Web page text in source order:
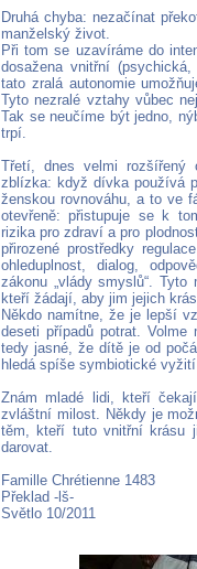
Druhá chyba: nezačínat
manželský život.
Při tom se uzavíráme do
dosažena vnitřní
tato zralá autonomie
Tyto nezralé vztahy vůbec
Tak se neučíme být jedno,
trpí.
Třetí, dnes velmi
zblízka: když dívka používá
ženskou rovnováhu, a to ve
otevřeně: přistupuje se k
rizika pro zdraví a pro
přirozené prostředky
ohleduplnost, dialog,
zákonu „vlády smyslů“.
kteří žádají, aby jim jejich
Někdo namítne, že je lepší
deseti případů potrat.
tedy jasné, že dítě je od
hledá spíše symbiotické
Znám mladé lidi, kteří
zvláštní milost. Někdy je
těm, kteří tuto vnitřní krásu
darovat.
Famille Chrétienne 1483
Překlad -lš-
Světlo 10/2011